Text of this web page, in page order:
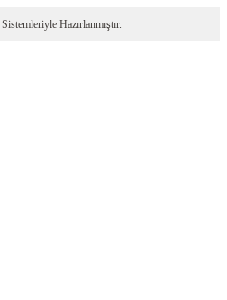
Sistemleriyle Hazırlanmıştır.